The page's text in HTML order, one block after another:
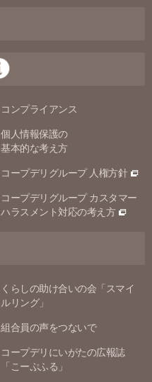
コンプライアンス
個人情報保護の
基本的な考え方
コープデリグループ 人権方針
コープデリグループ カスタマー
ハラスメント対応の考え方
くらしの助け合いの会「スマイ
ルリング」
組合員の声をつないで
コープデリにいがたの広報誌
「こーぷふる」